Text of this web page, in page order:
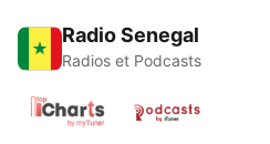
Radio Senegal
Radios et Podcasts